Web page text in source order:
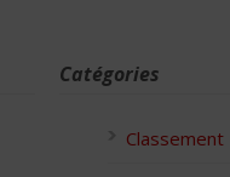
Catégories
Classement